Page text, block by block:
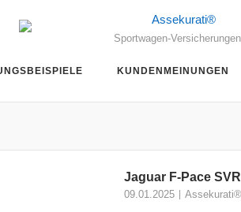
Sportwagen-Versicherungen
KUNDENMEINUNGEN
Jaguar F-Pace SVR
09.01.2025 Assekurati®